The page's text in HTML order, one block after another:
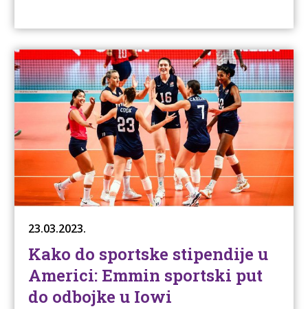
23.03.2023.
Kako do sportske stipendije u
Americi: Emmin sportski put
do odbojke u Iowi